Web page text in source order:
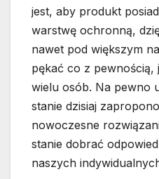
jest, aby produkt
warstwę ochronną,
nawet pod większym
pękać co z pewnością,
wielu osób. Na pewno
stanie dzisiaj
nowoczesne
stanie dobrać
naszych